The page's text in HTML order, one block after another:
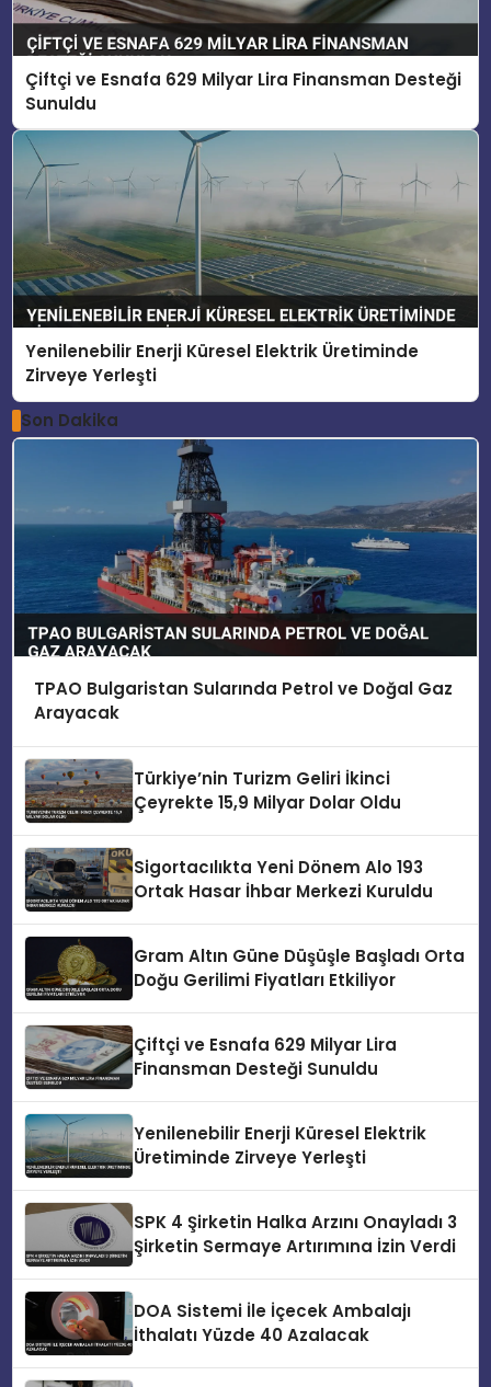
Çiftçi ve Esnafa 629 Milyar Lira Finansman Desteği
Sunuldu
Yenilenebilir Enerji Küresel Elektrik Üretiminde
Zirveye Yerleşti
Son Dakika
TPAO Bulgaristan Sularında Petrol ve Doğal Gaz
Arayacak
Türkiye’nin Turizm Geliri İkinci
Çeyrekte 15,9 Milyar Dolar Oldu
Sigortacılıkta Yeni Dönem Alo 193
Ortak Hasar İhbar Merkezi Kuruldu
Gram Altın Güne Düşüşle Başladı Orta
Doğu Gerilimi Fiyatları Etkiliyor
Çiftçi ve Esnafa 629 Milyar Lira
Finansman Desteği Sunuldu
Yenilenebilir Enerji Küresel Elektrik
Üretiminde Zirveye Yerleşti
SPK 4 Şirketin Halka Arzını Onayladı 3
Şirketin Sermaye Artırımına İzin Verdi
DOA Sistemi İle İçecek Ambalajı
İthalatı Yüzde 40 Azalacak